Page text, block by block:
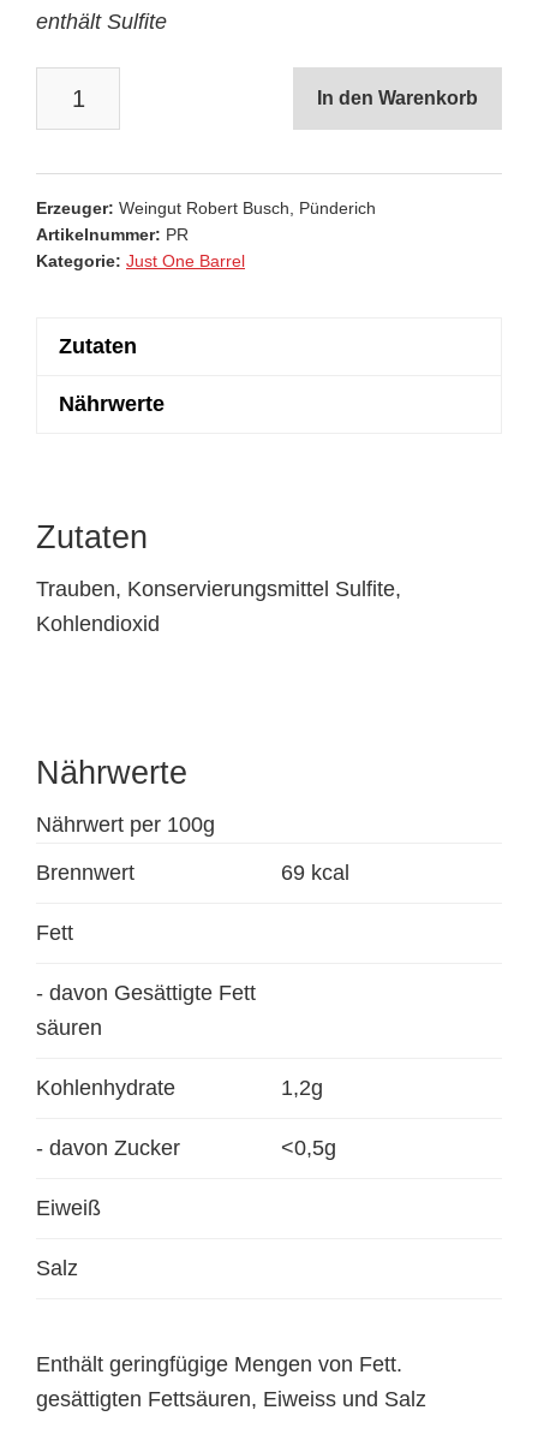
enthält Sulfite
Menge
In den Warenkorb
Erzeuger: Weingut Robert Busch, Pünderich
Artikelnummer: PR
Kategorie: Just One Barrel
Zutaten
Nährwerte
Zutaten
Trauben, Konservierungsmittel Sulfite,
Kohlendioxid
Nährwerte
Nährwert per 100g
Brennwert
69 kcal
Fett
- davon Gesättigte Fett
säuren
Kohlenhydrate 1,2g
- davon Zucker <0,5g
Eiweiß
Salz
Enthält geringfügige Mengen von Fett.
gesättigten Fettsäuren, Eiweiss und Salz